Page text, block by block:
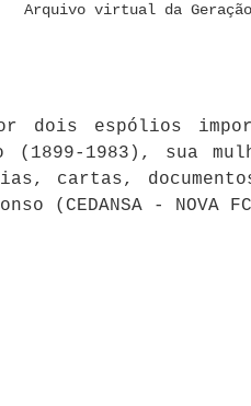
Arquivo virtual da
espólios
1983), sua
cartas,
(CEDANSA - NOVA